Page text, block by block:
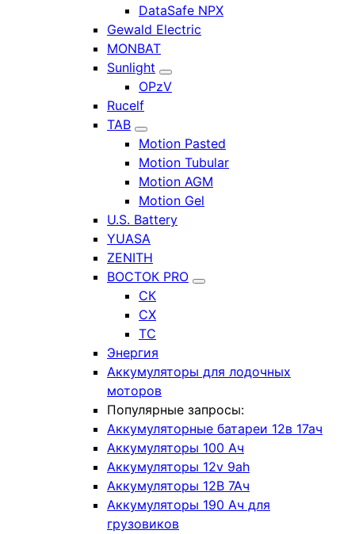
DataSafe NPX
Gewald Electric
MONBAT
Sunlight
OPzV
Rucelf
TAB
Motion Pasted
Motion Tubular
Motion AGM
Motion Gel
U.S. Battery
YUASA
ZENITH
ВОСТОК PRO
СК
СХ
ТС
Энергия
Аккумуляторы для лодочных
моторов
Популярные запросы:
Аккумуляторные батареи 12в 17ач
Аккумуляторы 100 Ач
Аккумуляторы 12v 9ah
Аккумуляторы 12В 7Ач
Аккумуляторы 190 Ач для
грузовиков